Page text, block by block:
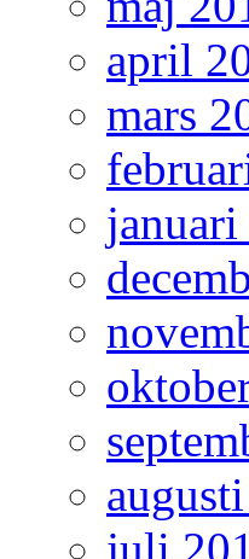
april
mars
januari
juli